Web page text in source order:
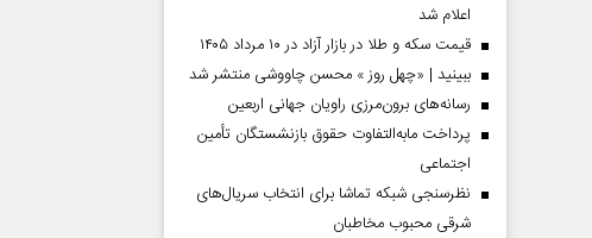
اعلام شد
قیمت سکه و طلا در بازار آزاد در ۱۰ مرداد ۱۴۰۵
ببینید | «چهل روز » محسن چاووشی منتشر شد
رسانه‌های برون‌مرزی راویان جهانی اربعین
پرداخت مابه‌التفاوت حقوق بازنشستگان تأمین
اجتماعی
نظرسنجی شبکه تماشا برای انتخاب سریال‌های
شرقی محبوب مخاطبان